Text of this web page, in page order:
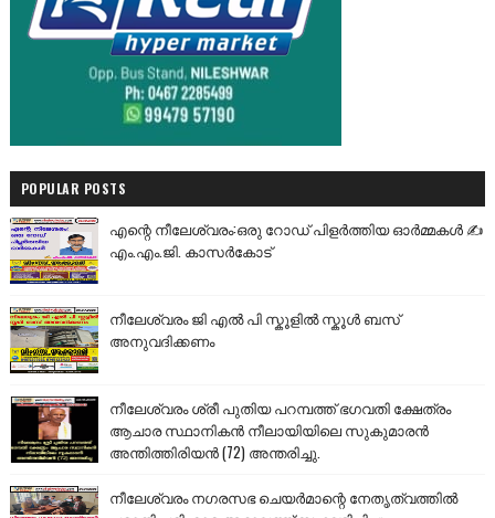
POPULAR POSTS
എന്റെ നീലേശ്വരം:ഒരു റോഡ് പിളർത്തിയ ഓർമ്മകൾ ✍️
എം.എം.ജി. കാസർകോട്
നീലേശ്വരം ജി എൽ പി സ്കൂളിൽ സ്കൂൾ ബസ്
അനുവദിക്കണം
നീലേശ്വരം ശ്രീ പുതിയ പറമ്പത്ത് ഭഗവതി ക്ഷേത്രം
ആചാര സ്ഥാനികൻ നീലായിയിലെ സുകുമാരൻ
അന്തിത്തിരിയൻ (72) അന്തരിച്ചു.
നീലേശ്വരം നഗരസഭ ചെയർമാന്റെ നേതൃത്വത്തിൽ